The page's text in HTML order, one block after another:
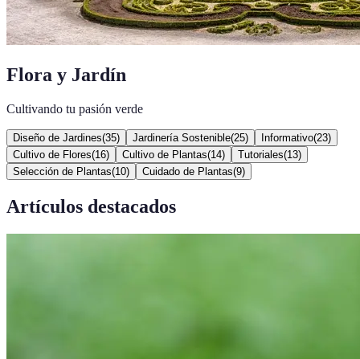
Flora y Jardín
Cultivando tu pasión verde
Diseño de Jardines(35) Jardinería Sostenible(25) Informativo(23)
Cultivo de Flores(16) Cultivo de Plantas(14) Tutoriales(13)
Selección de Plantas(10) Cuidado de Plantas(9)
Artículos destacados